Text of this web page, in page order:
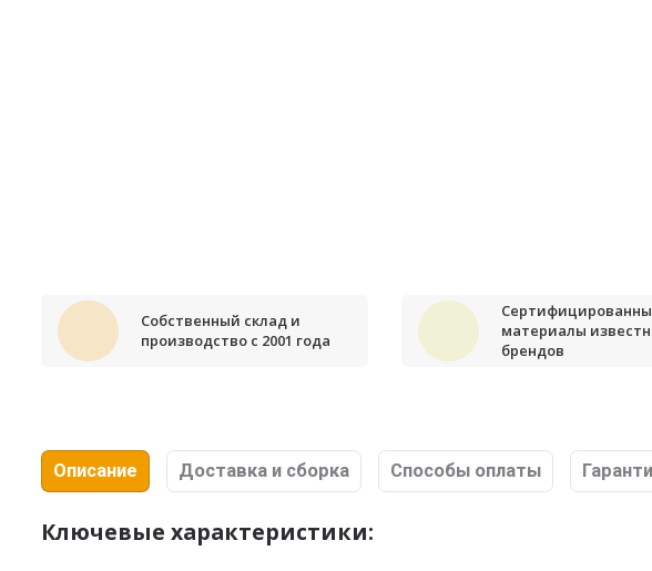
Собственный склад и
производство с 2001 года
материалы
брендов
Описание Доставка и сборка Способы оплаты
Ключевые характеристики: